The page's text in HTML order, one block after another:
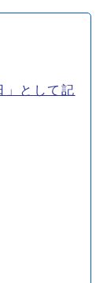
」として記